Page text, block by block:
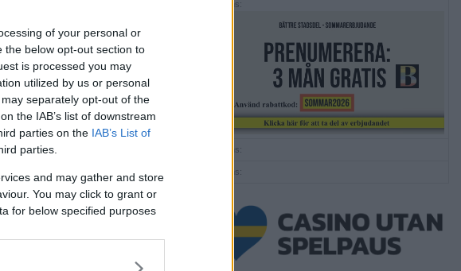
of your personal or
the below opt-out section to
is processed you may
utilized by us or personal
separately opt-out of the
the IAB’s list of downstream
parties on the IAB’s List of
parties.
and may gather and store
You may click to grant or
for below specified purposes
Annons:
Annons:
Annons: